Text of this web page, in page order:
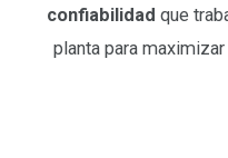
confiabilidad que
planta para